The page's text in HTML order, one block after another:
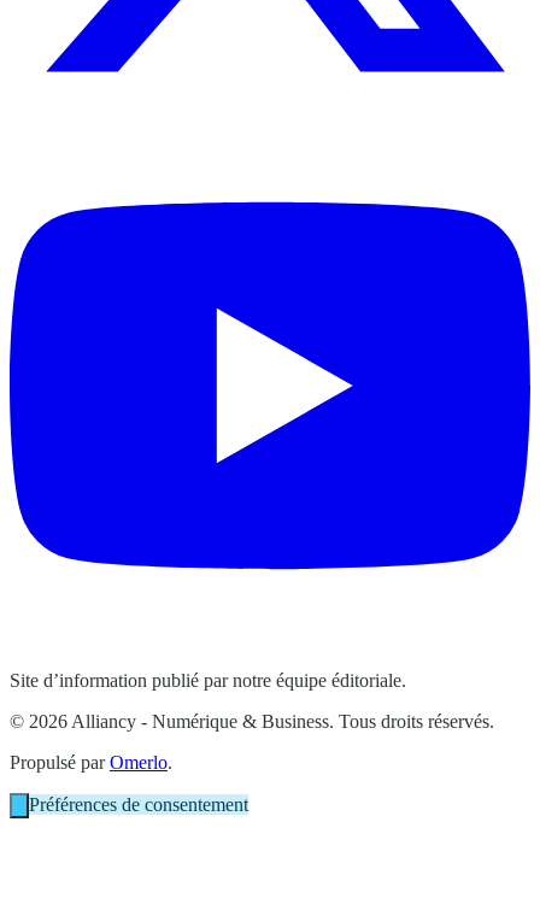
Site d’information publié par notre équipe éditoriale.
© 2026 Alliancy - Numérique & Business. Tous droits réservés.
Propulsé parOmerlo.
Préférences de consentement